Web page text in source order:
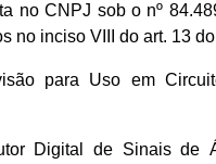
no CNPJ sob o nº
no inciso VIII do art. 13
para Uso em
Digital de Sinais